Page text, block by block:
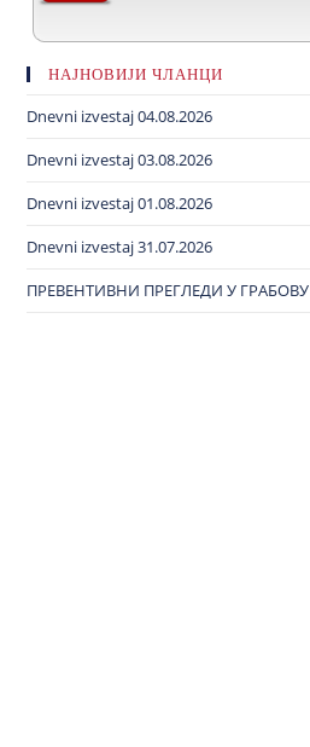
НАЈНОВИЈИ ЧЛАНЦИ
Dnevni izvestaj 04.08.2026
Dnevni izvestaj 03.08.2026
Dnevni izvestaj 01.08.2026
Dnevni izvestaj 31.07.2026
ПРЕВЕНТИВНИ ПРЕГЛЕДИ У ГРАБОВУ